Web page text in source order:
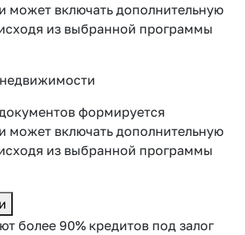
может включать дополнительную
из выбранной программы
формируется
может включать дополнительную
из выбранной программы
более 90% кредитов под залог